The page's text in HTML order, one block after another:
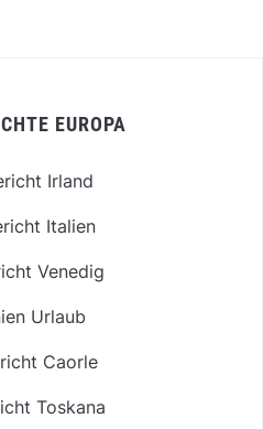
EUROPA
Irland
Italien
Venedig
Urlaub
Caorle
Toskana